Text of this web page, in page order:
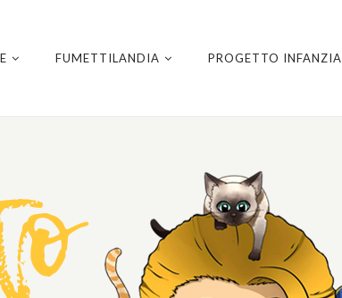
FUMETTILANDIA PROGETTO INFANZIA